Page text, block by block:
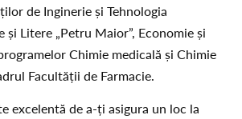
de Inginerie și Tehnologia
Litere „Petru Maior”, Economie și
Chimie medicală și Chimie
Facultății de Farmacie.
excelentă de a-ți asigura un loc la